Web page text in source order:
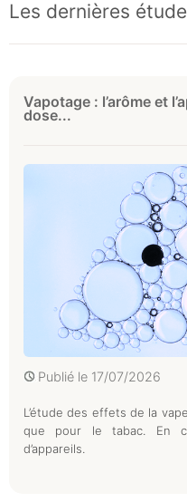
Les dernières
Vapotage : l’arôme et
dose...
Publié le 17/07/2026
L’étude des effets de la
que pour le tabac. En
d’appareils.